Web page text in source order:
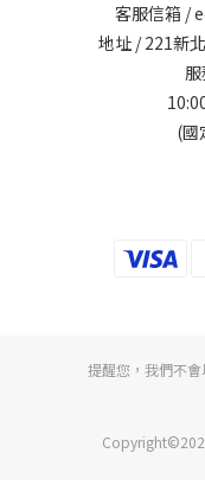
客服信箱 /
地址 / 221新
(國
提醒您，我們不